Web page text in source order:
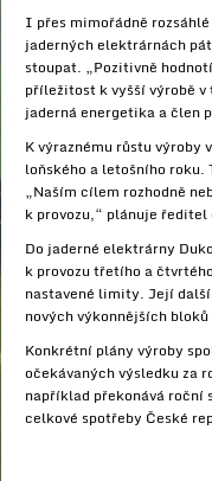
I přes mimořádně
jaderných elektrárnách
stoupat. „Pozitivně
příležitost k vyšší výrobě
jaderná energetika a člen
K výraznému růstu
loňského a letošního
„Naším cílem rozhodně
k provozu,“ plánuje
Do jaderné elektrárny
k provozu třetího a
nastavené limity. Její další
nových výkonnějších
Konkrétní plány výroby
očekávaných výsledku za
například překonává roční
celkové spotřeby České